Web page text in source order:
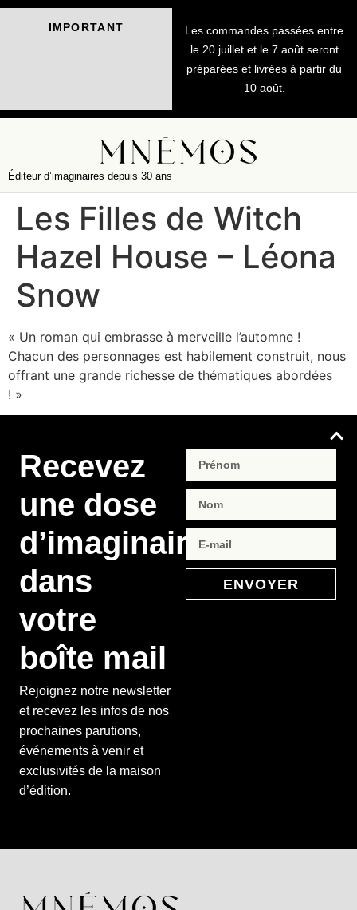
IMPORTANT
Les commandes passées entre
le 20 juillet et le 7 août seront
préparées et livrées à partir du
10 août.
Éditeur d’imaginaires depuis 30 ans
Les Filles de Witch
Hazel House – Léona
Snow
« Un roman qui embrasse à merveille l’automne !
Chacun des personnages est habilement construit, nous
offrant une grande richesse de thématiques abordées
! »
Recevez
une dose
d’imaginaire
dans
votre
boîte mail
Rejoignez notre newsletter
et recevez les infos de nos
prochaines parutions,
événements à venir et
exclusivités de la maison
d’édition.
ENVOYER